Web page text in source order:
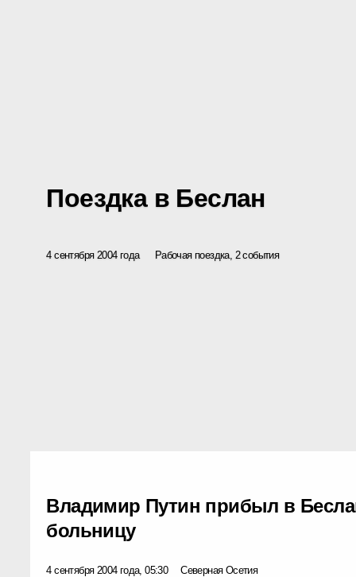
Поездка в Беслан
4 сентября 2004 года Рабочая поездка, 2 события
Владимир Путин прибыл в
больницу
4 сентября 2004 года, 05:30 Северная Осетия